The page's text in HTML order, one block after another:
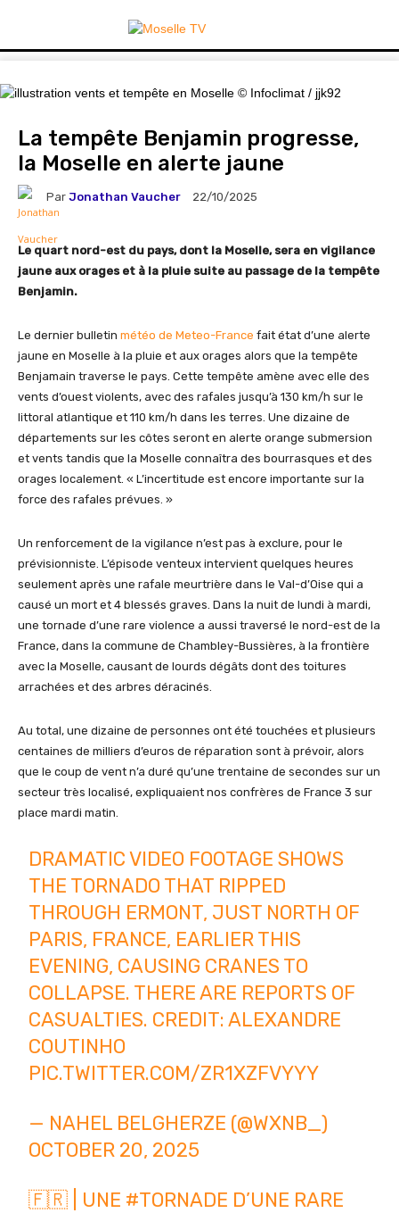
La tempête Benjamin progresse,
la Moselle en alerte jaune
Par Jonathan Vaucher 22/10/2025
Le quart nord-est du pays, dont la Moselle, sera en vigilance
jaune aux orages et à la pluie suite au passage de la tempête
Benjamin.
Le dernier bulletin météo de Meteo-France fait état d’une alerte
jaune en Moselle à la pluie et aux orages alors que la tempête
Benjamain traverse le pays. Cette tempête amène avec elle des
vents d’ouest violents, avec des rafales jusqu’à 130 km/h sur le
littoral atlantique et 110 km/h dans les terres. Une dizaine de
départements sur les côtes seront en alerte orange submersion
et vents tandis que la Moselle connaîtra des bourrasques et des
orages localement. « L’incertitude est encore importante sur la
force des rafales prévues. »
Un renforcement de la vigilance n’est pas à exclure, pour le
prévisionniste. L’épisode venteux intervient quelques heures
seulement après une rafale meurtrière dans le Val-d’Oise qui a
causé un mort et 4 blessés graves. Dans la nuit de lundi à mardi,
une tornade d’une rare violence a aussi traversé le nord-est de la
France, dans la commune de Chambley-Bussières, à la frontière
avec la Moselle, causant de lourds dégâts dont des toitures
arrachées et des arbres déracinés.
Au total, une dizaine de personnes ont été touchées et plusieurs
centaines de milliers d’euros de réparation sont à prévoir, alors
que le coup de vent n’a duré qu’une trentaine de secondes sur un
secteur très localisé, expliquaient nos confrères de France 3 sur
place mardi matin.
DRAMATIC VIDEO FOOTAGE SHOWS
THE TORNADO THAT RIPPED
THROUGH ERMONT, JUST NORTH OF
PARIS, FRANCE, EARLIER THIS
EVENING, CAUSING CRANES TO
COLLAPSE. THERE ARE REPORTS OF
CASUALTIES. CREDIT: ALEXANDRE
COUTINHO
PIC.TWITTER.COM/ZR1XZFVYYY
— NAHEL BELGHERZE (@WXNB_)
OCTOBER 20, 2025
🇫🇷 | UNE #TORNADE D’UNE RARE